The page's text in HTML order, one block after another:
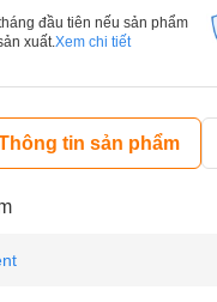
đầu tiên nếu sản phẩm
xuất. Xem chi tiết
tin sản phẩm